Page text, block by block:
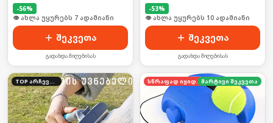
-56%
🛒 ბოლო 24სთ-ში იყიდა 6-მა
შეკვეთა
გადახდა მიღებისას
-53%
🛒 ბოლო 24სთ-ში იყიდა 11-მა
შეკვეთა
გადახდა მიღებისას
TOP არჩევანი სწრაფად იყიდებამარტივი შეკვეთა